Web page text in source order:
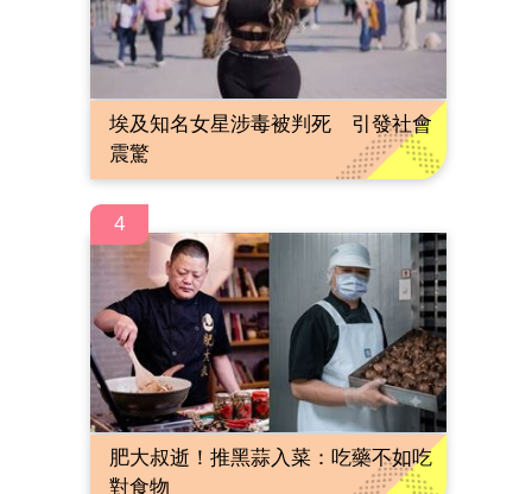
埃及知名女星涉毒被判死 引發社會
震驚
4
肥大叔逝！推黑蒜入菜：吃藥不如吃
對食物